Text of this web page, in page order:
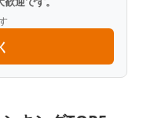
たか？
病院の霊安室
りました。
なった葬儀社に
検索をすると、地